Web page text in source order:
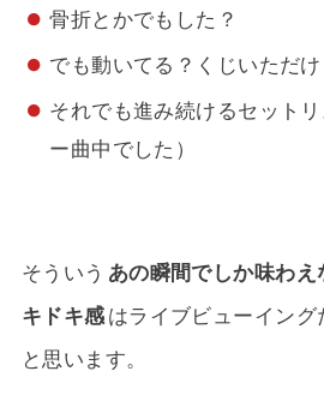
骨折とかでもした？
でも動いてる？くじいただけ
それでも進み続けるセット
ー曲中でした）
そういう あの瞬間でしか味わ
キドキ感はライブビューイング
と思います。